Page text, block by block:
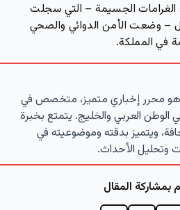
الغرامات الجسيمة – التي سجلت
بـ 200 ألف ريال – وضعت الأمن الدوائي والصحي
في المملكة.
هو محرر إخباري متميز، متخصص في
الوطن العربي والخليج. يتمتع بخبرة
ويتميز بدقته وموضوعيته في
وتحليل الأحداث.
بمشاركة المقال